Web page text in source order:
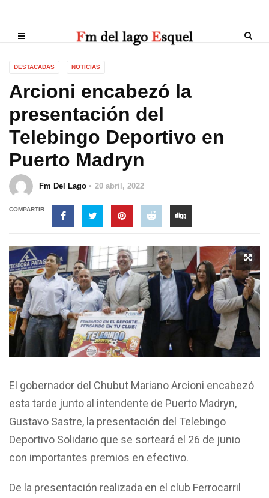
DESTACADAS NOTICIAS
Arcioni encabezó la
presentación del
Telebingo Deportivo en
Puerto Madryn
Fm Del Lago 20 abril, 2022
COMPARTIR
El gobernador del Chubut Mariano Arcioni encabezó
esta tarde junto al intendente de Puerto Madryn,
Gustavo Sastre, la presentación del Telebingo
Deportivo Solidario que se sorteará el 26 de junio
con importantes premios en efectivo.
De la presentación realizada en el club Ferrocarril